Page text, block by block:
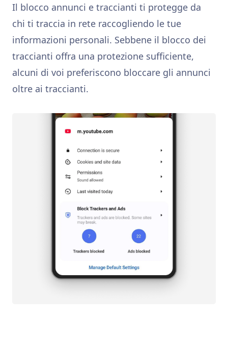
Il blocco annunci e traccianti ti protegge da
chi ti traccia in rete raccogliendo le tue
informazioni personali. Sebbene il blocco dei
traccianti offra una protezione sufficiente,
alcuni di voi preferiscono bloccare gli annunci
oltre ai traccianti.